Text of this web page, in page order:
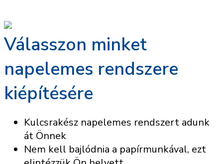
Válasszon minket
napelemes rendszere
kiépítésére
Kulcsrakész napelemes rendszert adunk
át Önnek
Nem kell bajlódnia a papírmunkával, ezt